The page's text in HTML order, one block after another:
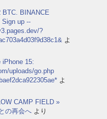
BTC. BINANCE
Sign up --
?
よ
iPhone 15:
uploads/go.php
よ
CAMP FIELD »
の再会へ より